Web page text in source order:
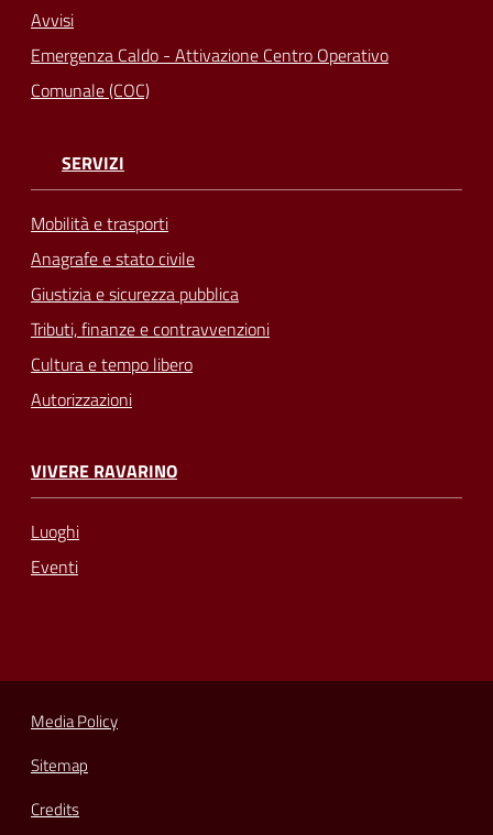
Avvisi
Emergenza Caldo - Attivazione Centro Operativo
Comunale (COC)
SERVIZI
Mobilità e trasporti
Anagrafe e stato civile
Giustizia e sicurezza pubblica
Tributi, finanze e contravvenzioni
Cultura e tempo libero
Autorizzazioni
VIVERE RAVARINO
Luoghi
Eventi
Media Policy
Sitemap
Credits